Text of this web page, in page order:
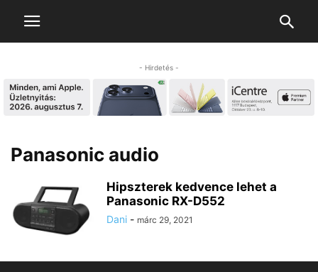
- Hirdetés -
Panasonic audio
Hipszterek kedvence lehet a
Panasonic RX-D552
Dani - márc 29, 2021